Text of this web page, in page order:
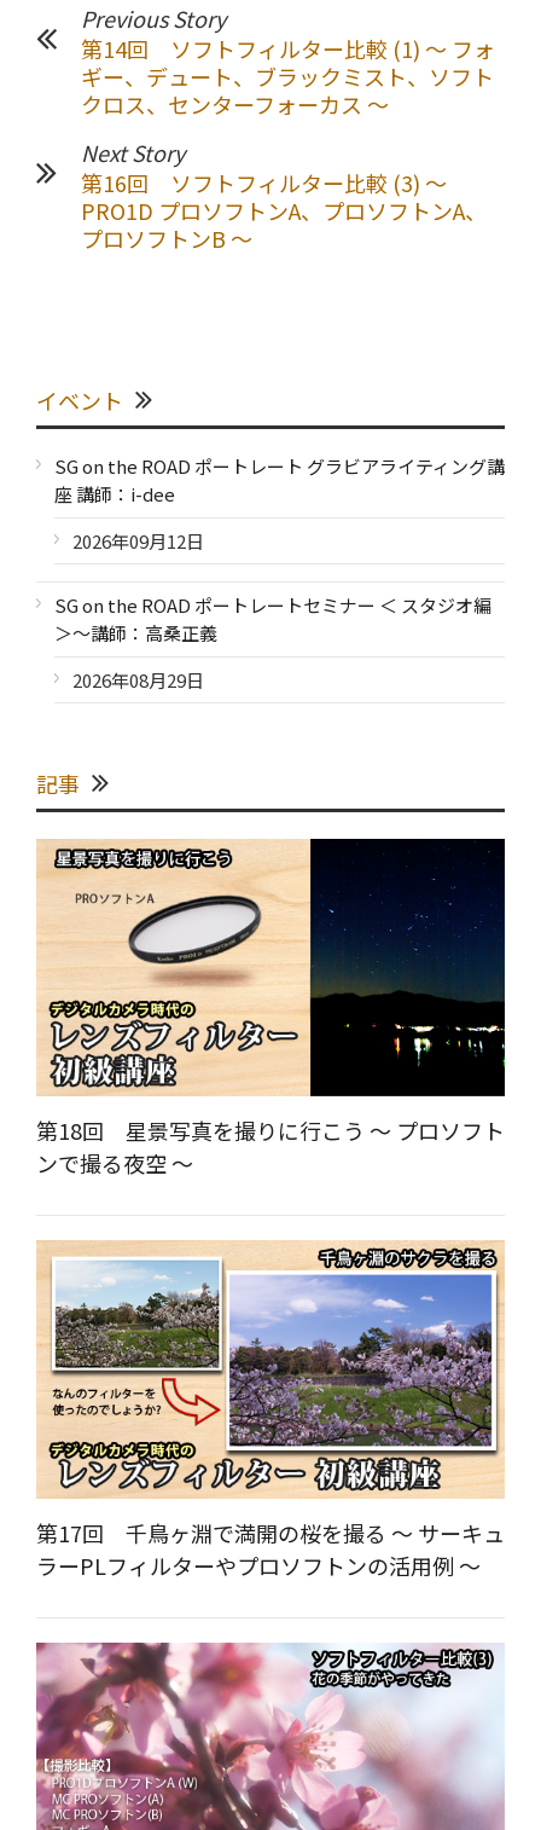
Previous Story
第14回 ソフトフィルター比較 (1) ～ フォ
ギー、デュート、ブラックミスト、ソフト
クロス、センターフォーカス ～
Next Story
第16回 ソフトフィルター比較 (3) ～
PRO1D プロソフトンA、プロソフトンA、
プロソフトンB ～
イベント
SG on the ROAD ポートレート グラビアライティング講
座 講師：i-dee
2026年09月12日
SG on the ROAD ポートレートセミナー ＜ スタジオ編
＞～講師：高桑正義
2026年08月29日
記事
第18回 星景写真を撮りに行こう ～ プロソフト
ンで撮る夜空 ～
第17回 千鳥ヶ淵で満開の桜を撮る ～ サーキュ
ラーPLフィルターやプロソフトンの活用例 ～